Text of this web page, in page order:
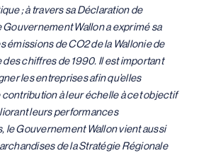
; à travers sa Déclaration de
Wallon a exprimé sa
émissions de CO2 de la Wallonie de
chiffres de 1990. Il est important
les entreprises afin qu’elles
à leur échelle à cet objectif
leurs performances
le Gouvernement Wallon vient aussi
de la Stratégie Régionale